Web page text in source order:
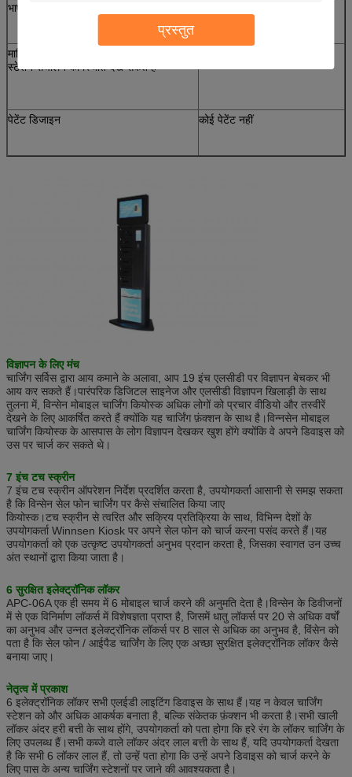
प्रस्तुत
भाषा अनुकूलन का समर्थन करें
मासिक चार्ज रिपोर्ट रिपोर्ट उपलब्ध है, आप प्रत्येक
स्टेशन संचालन की स्थिति देख सकते हैं
पेटेंट डिजाइन कोई पेटेंट नहीं
विज्ञापन के लिए मंच
चार्जिंग सर्विस द्वारा आय कमाने के अलावा, आप 19 इंच एलसीडी पर विज्ञापन बेचकर भी
आय कर सकते हैं।पारंपरिक डिजिटल साइनेज और एलसीडी विज्ञापन खिलाड़ी के साथ
तुलना में, विन्सेन मोबाइल चार्जिंग कियोस्क अधिक लोगों को प्रचार वीडियो और तस्वीरें
देखने के लिए आकर्षित करते हैं क्योंकि यह चार्जिंग फ़ंक्शन के साथ है।विन्नसेन मोबाइल
चार्जिंग कियोस्क के आसपास के लोग विज्ञापन देखकर खुश होंगे क्योंकि वे अपने डिवाइस को
उस पर चार्ज कर सकते थे।
7 इंच टच स्क्रीन
7 इंच टच स्क्रीन ऑपरेशन निर्देश प्रदर्शित करता है, उपयोगकर्ता आसानी से समझ सकता
है कि विन्सेन सेल फोन चार्जिंग पर कैसे संचालित किया जाए
कियोस्क।टच स्क्रीन से त्वरित और सक्रिय प्रतिक्रिया के साथ, विभिन्न देशों के
उपयोगकर्ता Winnsen Kiosk पर अपने सेल फोन को चार्ज करना पसंद करते हैं।यह
उपयोगकर्ता को एक उत्कृष्ट उपयोगकर्ता अनुभव प्रदान करता है, जिसका स्वागत उन उच्च
अंत स्थानों द्वारा किया जाता है।
6 सुरक्षित इलेक्ट्रॉनिक लॉकर
APC-06A एक ही समय में 6 मोबाइल चार्ज करने की अनुमति देता है।विन्सेन के डिवीजनों
में से एक विनिर्माण लॉकर्स में विशेषज्ञता प्राप्त है, जिसमें धातु लॉकर्स पर 20 से अधिक वर्षों
का अनुभव और उन्नत इलेक्ट्रॉनिक लॉकर्स पर 8 साल से अधिक का अनुभव है, विंसेन को
पता है कि सेल फोन / आईपैड चार्जिंग के लिए एक अच्छा सुरक्षित इलेक्ट्रॉनिक लॉकर कैसे
बनाया जाए।
नेतृत्व में प्रकाश
6 इलेक्ट्रॉनिक लॉकर सभी एलईडी लाइटिंग डिवाइस के साथ हैं।यह न केवल चार्जिंग
स्टेशन को और अधिक आकर्षक बनाता है, बल्कि संकेतक फ़ंक्शन भी करता है।सभी खाली
लॉकर अंदर हरी बत्ती के साथ होंगे, उपयोगकर्ता को पता होगा कि हरे रंग के लॉकर चार्जिंग के
लिए उपलब्ध हैं।सभी कब्जे वाले लॉकर अंदर लाल बत्ती के साथ हैं, यदि उपयोगकर्ता देखता
है कि सभी 6 लॉकर लाल हैं, तो उन्हें पता होगा कि उन्हें अपने डिवाइस को चार्ज करने के
लिए पास के अन्य चार्जिंग स्टेशनों पर जाने की आवश्यकता है।